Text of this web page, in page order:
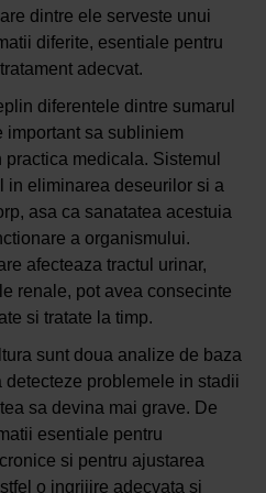
dintre ele serveste unui
diferite, esentiale pentru
adecvat.
diferentele dintre sumarul
important sa subliniem
medicala. Sistemul
in eliminarea deseurilor si a
asa ca sanatatea acestuia
a organismului.
afecteaza tractul urinar,
renale, pot avea consecinte
si tratate la timp.
sunt doua analize de baza
problemele in stadii
sa devina mai grave. De
esentiale pentru
si pentru ajustarea
o ingrijire adecvata si